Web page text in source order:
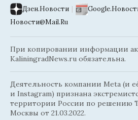
Дзен.Новости |
Новости@Mail.Ru
При копировании информации
KaliningradNews.ru обязательна.
Деятельность компании Meta (и
и Instagram) признана
территории России по решению
Москвы от 21.03.2022.